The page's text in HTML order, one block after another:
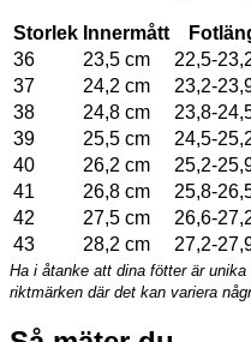
Storlek Innermått
36
23,5 cm 22,5-
37
24,2 cm 23,2-
38
24,8 cm 23,8-
39
25,5 cm 24,5-
40
26,2 cm 25,2-
41
26,8 cm 25,8-
42
27,5 cm 26,6-
43
28,2 cm 27,2-
Ha i åtanke att dina fötter är
riktmärken där det kan variera